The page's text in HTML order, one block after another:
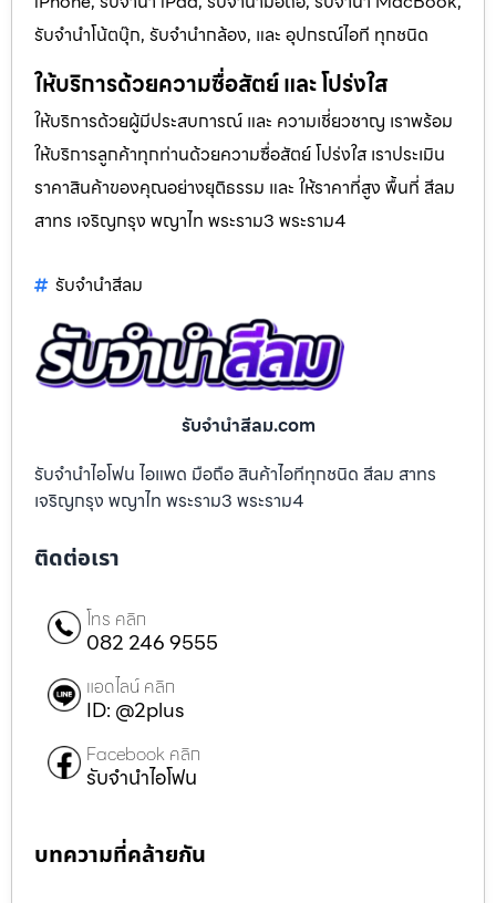
รับจำนำโน้ตบุ๊ก, รับจำนำกล้อง, และ อุปกรณ์ไอที ทุกชนิด
ให้บริการด้วยความซื่อสัตย์ และ โปร่งใส
ให้บริการด้วยผู้มีประสบการณ์ และ ความเชี่ยวชาญ เราพร้อม
ให้บริการลูกค้าทุกท่านด้วยความซื่อสัตย์ โปร่งใส เราประเมิน
ราคาสินค้าของคุณอย่างยุติธรรม และ ให้ราคาที่สูง พื้นที่ สีลม
สาทร เจริญกรุง พญาไท พระราม3 พระราม4
รับจํานําสีลม
รับจํานําสีลม.com
รับจำนำไอโฟน ไอแพด มือถือ สินค้าไอทีทุกชนิด สีลม สาทร
เจริญกรุง พญาไท พระราม3 พระราม4
ติดต่อเรา
โทร คลิก
082 246 9555
แอดไลน์ คลิก
ID: @2plus
Facebook คลิก
รับจำนำไอโฟน
บทความที่คล้ายกัน